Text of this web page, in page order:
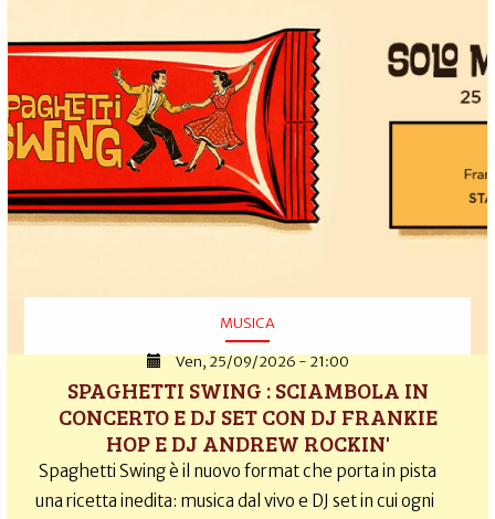
MUSICA
Ven, 25/09/2026 - 21:00
SPAGHETTI SWING : SCIAMBOLA IN
CONCERTO E DJ SET CON DJ FRANKIE
HOP E DJ ANDREW ROCKIN'
Spaghetti Swing è il nuovo format che porta in pista
una ricetta inedita: musica dal vivo e DJ set in cui ogni